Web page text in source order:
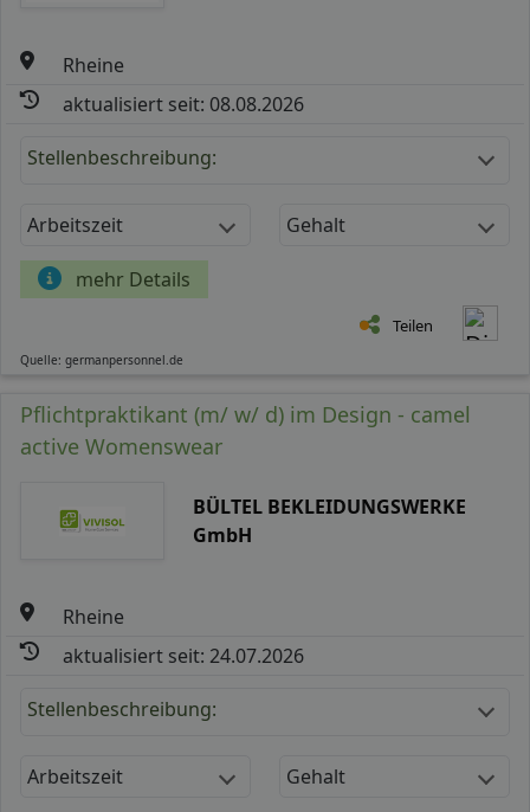
Rheine
aktualisiert seit: 08.08.2026
Stellenbeschreibung:
Arbeitszeit Gehalt
mehr Details
Teilen
Quelle: germanpersonnel.de
Pflichtpraktikant (m/ w/ d) im Design - camel
active Womenswear
BÜLTEL BEKLEIDUNGSWERKE
GmbH
Rheine
aktualisiert seit: 24.07.2026
Stellenbeschreibung:
Arbeitszeit Gehalt